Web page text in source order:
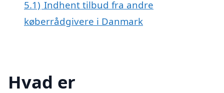
5.1) Indhent tilbud fra andre
køberrådgivere i Danmark
Hvad er